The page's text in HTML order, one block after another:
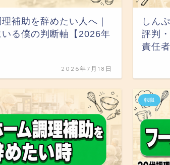
補助を辞めたい人へ｜
る僕の判断軸【2026年
2026年7月18日
しん
評判
責任
転職